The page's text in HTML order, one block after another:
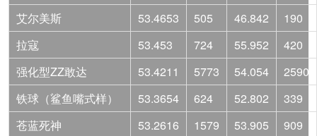
艾尔美斯
53.4653 505 46.842
190
拉寇
53.453 724 55.952
420
强化型ZZ敢达
53.4211 5773 54.054
2590
铁球（鲨鱼嘴式样）
53.3654 624 52.802
339
苍蓝死神
53.2616 1579 53.905
909